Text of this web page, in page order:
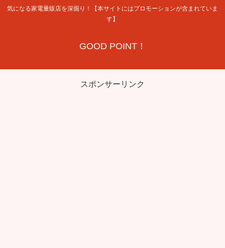
気になる家電量販店を深掘り！【本サイトにはプロモーションが含まれていま
す】
GOOD POINT！
スポンサーリンク